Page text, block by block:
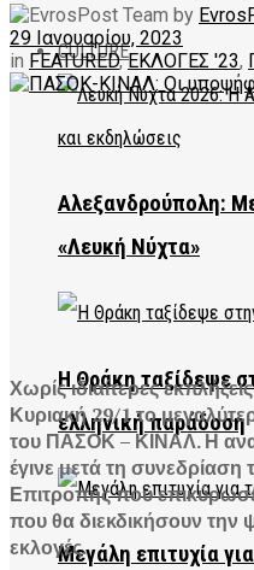
CULTURE
Αλεξανδρούπολη:
«Λευκή Νύχτα»
Η Θράκη ταξίδεψε
ελληνική παράδοση
Μεγάλη επιτυχία
by
29 Ιανουαρίου, 2023
in FEATURED,ΕΚΛΟΓΕΣ '23,
Χωρίς ιδιαίτερες
Κυριακή 29/1 το
του ΠΑΣΟΚ – ΚΙΝΑΛ. Η
έγινε μετά τη συνεδρίαση
Επιτροπής που
που θα διεκδικήσουν την
εκλογές.